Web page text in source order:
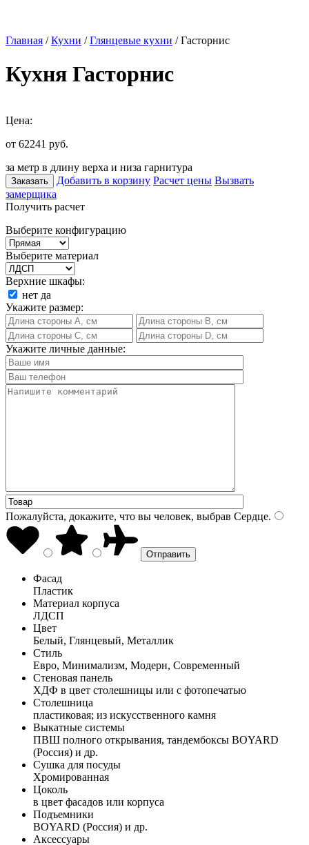
Главная /Кухни /Глянцевые кухни / Гасторнис
Кухня Гасторнис
Цена:
от 62241 руб.
за метр в длину верха и низа гарнитура
Заказать Добавить в корзину Расчет цены Вызвать
замерщика
Получить расчет
Выберите конфигурацию
Выберите материал
Верхние шкафы:
нет да
Укажите размер:
Укажите личные данные:
Пожалуйста, докажите, что вы человек, выбрав Сердце.
Фасад
Пластик
Материал корпуса
ЛДСП
Цвет
Белый, Глянцевый, Металлик
Стиль
Евро, Минимализм, Модерн, Современный
Стеновая панель
ХДФ в цвет столешницы или с фотопечатью
Столешница
пластиковая; из искусственного камня
Выкатные системы
ПВШ полного открывания, тандембоксы BOYARD
(Россия) и др.
Сушка для посуды
Хромированная
Цоколь
в цвет фасадов или корпуса
Подъемники
BOYARD (Россия) и др.
Аксессуары